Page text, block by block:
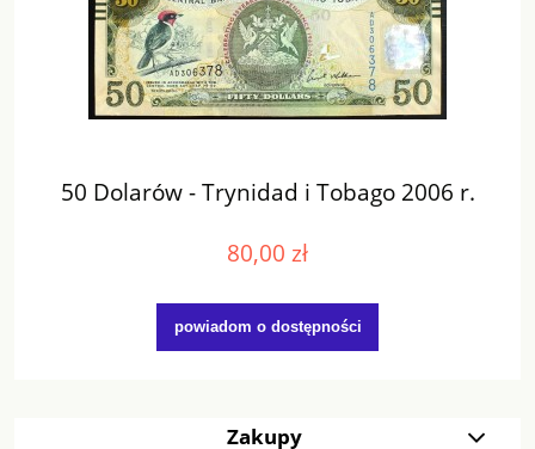
50 Dolarów - Trynidad i Tobago 2006 r.
80,00 zł
powiadom o dostępności
Zakupy